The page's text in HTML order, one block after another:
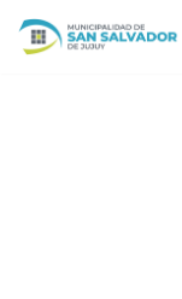
Ir
al